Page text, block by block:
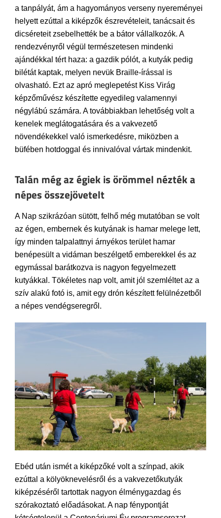
a tanpályát, ám a hagyományos verseny nyereményei
helyett ezúttal a kiképzők észrevételeit, tanácsait és
dicséreteit zsebelhették be a bátor vállalkozók. A
rendezvényről végül természetesen mindenki
ajándékkal tért haza: a gazdik pólót, a kutyák pedig
bilétát kaptak, melyen nevük Braille-írással is
olvasható. Ezt az apró meglepetést Kiss Virág
képzőművész készítette egyedileg valamennyi
négylábú számára. A továbbiakban lehetőség volt a
kenelek meglátogatására és a vakvezető
növendékekkel való ismerkedésre, miközben a
büfében hotdoggal és innivalóval vártak mindenkit.
Talán még az égiek is örömmel nézték a
népes összejövetelt
A Nap szikrázóan sütött, felhő még mutatóban se volt
az égen, embernek és kutyának is hamar melege lett,
így minden talpalattnyi árnyékos terület hamar
benépesült a vidáman beszélgető emberekkel és az
egymással barátkozva is nagyon fegyelmezett
kutyákkal. Tökéletes nap volt, amit jól szemléltet az a
szív alakú fotó is, amit egy drón készített felülnézetből
a népes vendégseregről.
Ebéd után ismét a kiképzőké volt a színpad, akik
ezúttal a kölyöknevelésről és a vakvezetőkutyák
kiképzéséről tartottak nagyon élménygazdag és
szórakoztató előadásokat. A nap fénypontját